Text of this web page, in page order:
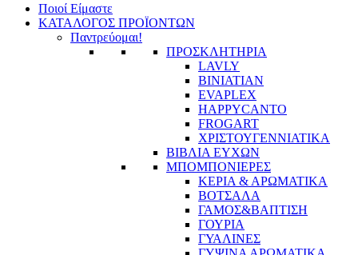
Ποιοί Είμαστε
ΚΑΤΑΛΟΓΟΣ ΠΡΟΪΟΝΤΩΝ
Παντρεύομαι!
ΠΡΟΣΚΛΗΤΗΡΙΑ
LAVLY
BINIATIAN
EVAPLEX
HAPPYCANTO
FROGART
ΧΡΙΣΤΟΥΓΕΝΝΙΑΤΙΚΑ
ΒΙΒΛΙΑ ΕΥΧΩΝ
ΜΠΟΜΠΟΝΙΕΡΕΣ
ΚΕΡΙΑ & ΑΡΩΜΑΤΙΚΑ
ΒΟΤΣΑΛΑ
ΓΑΜΟΣ&ΒΑΠΤΙΣΗ
ΓΟΥΡΙΑ
ΓΥΑΛΙΝΕΣ